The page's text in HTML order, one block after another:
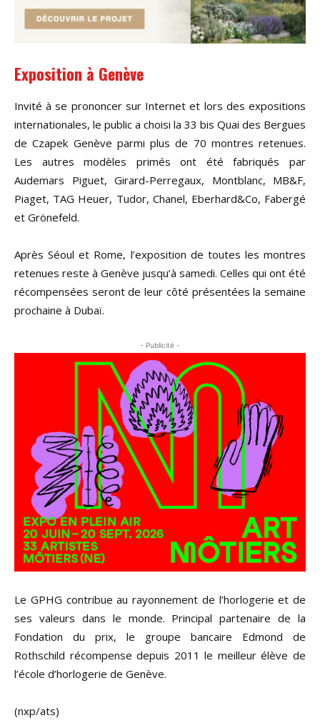
Exposition à Genève
Invité à se prononcer sur Internet et lors des expositions
internationales, le public a choisi la 33 bis Quai des Bergues
de Czapek Genève parmi plus de 70 montres retenues.
Les autres modèles primés ont été fabriqués par
Audemars Piguet, Girard-Perregaux, Montblanc, MB&F,
Piaget, TAG Heuer, Tudor, Chanel, Eberhard&Co, Fabergé
et Grönefeld.
Après Séoul et Rome, l’exposition de toutes les montres
retenues reste à Genève jusqu’à samedi. Celles qui ont été
récompensées seront de leur côté présentées la semaine
prochaine à Dubaï.
- Publicité -
Le GPHG contribue au rayonnement de l’horlogerie et de
ses valeurs dans le monde. Principal partenaire de la
Fondation du prix, le groupe bancaire Edmond de
Rothschild récompense depuis 2011 le meilleur élève de
l’école d’horlogerie de Genève.
(nxp/ats)